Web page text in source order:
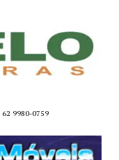
62 9980-0759